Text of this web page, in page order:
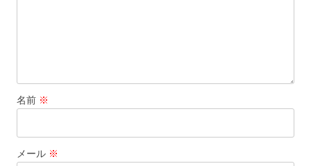
名前 ※
メール ※